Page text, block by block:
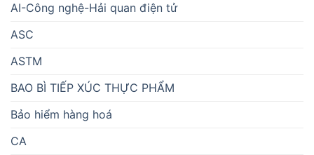
AI-Công nghệ-Hải quan điện tử
ASC
ASTM
BAO BÌ TIẾP XÚC THỰC PHẨM
Bảo hiểm hàng hoá
CA